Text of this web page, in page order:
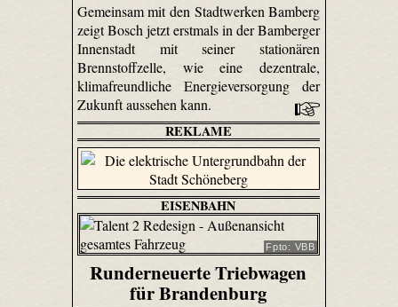
Gemeinsam mit den Stadtwerken Bamberg
zeigt Bosch jetzt erstmals in der Bamberger
Innenstadt mit seiner stationären
Brennstoffzelle, wie eine dezentrale,
klimafreundliche Energieversorgung der
Zukunft aussehen kann.
REKLAME
EISENBAHN
Fpto: VBB
Runderneuerte Triebwagen
für Brandenburg